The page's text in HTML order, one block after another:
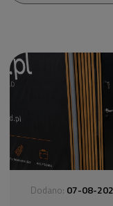
Dodano: 07-08-